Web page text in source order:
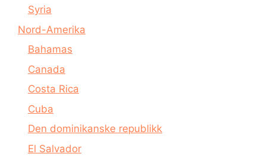
Syria
Nord-Amerika
Bahamas
Canada
Costa Rica
Cuba
Den dominikanske republikk
El Salvador